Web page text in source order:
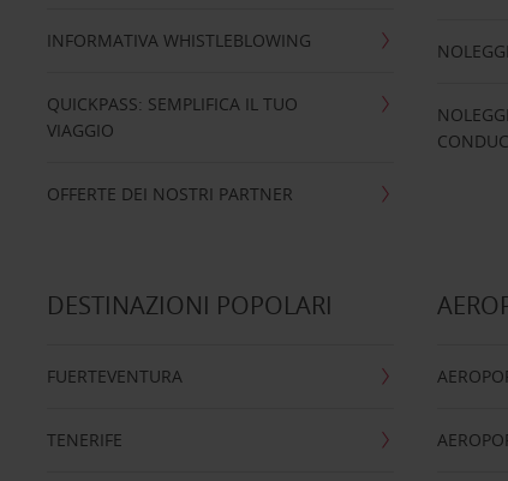
INFORMATIVA WHISTLEBLOWING
QUICKPASS: SEMPLIFICA IL TUO
VIAGGIO
OFFERTE DEI NOSTRI PARTNER
DESTINAZIONI POPOLARI
FUERTEVENTURA
TENERIFE